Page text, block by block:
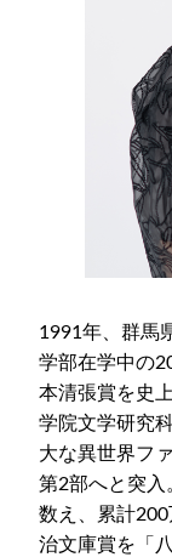
1991年、群馬
学部在学中の
本清張賞を史
学院文学研究
大な異世界フ
第2部へと突入
数え、累計
治文庫賞を「